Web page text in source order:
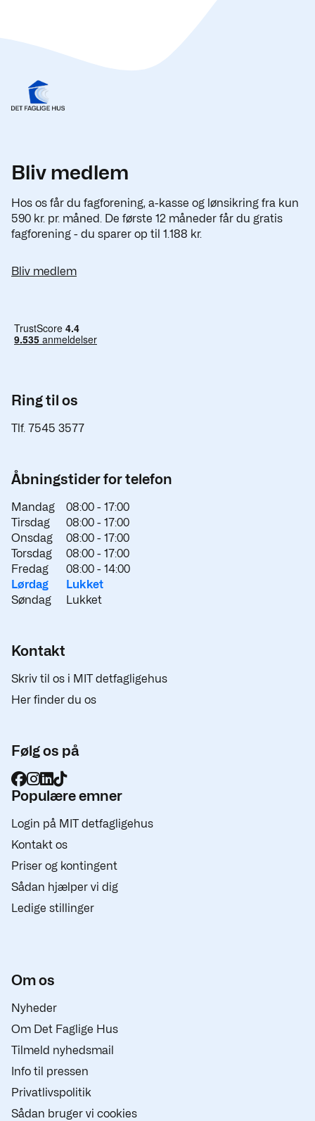
Bliv medlem
Hos os får du fagforening, a-kasse og lønsikring fra kun
590 kr. pr. måned. De første 12 måneder får du gratis
fagforening - du sparer op til 1.188 kr.
Bliv medlem
Ring til os
Tlf. 7545 3577
Åbningstider for telefon
Mandag 08:00 - 17:00
Tirsdag
08:00 - 17:00
Onsdag
08:00 - 17:00
Torsdag
08:00 - 17:00
Fredag
08:00 - 14:00
Lørdag
Lukket
Søndag
Lukket
Kontakt
Skriv til os i MIT detfagligehus
Her finder du os
Følg os på
Populære emner
Login på MIT detfagligehus
Kontakt os
Priser og kontingent
Sådan hjælper vi dig
Ledige stillinger
Om os
Nyheder
Om Det Faglige Hus
Tilmeld nyhedsmail
Info til pressen
Privatlivspolitik
Sådan bruger vi cookies